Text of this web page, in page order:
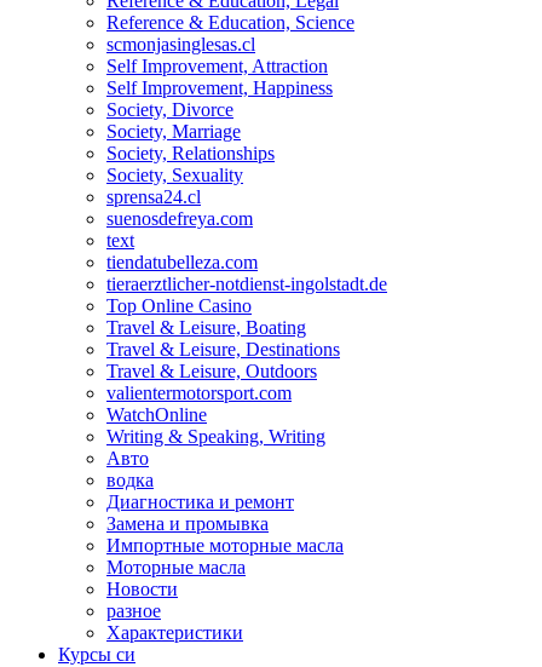
Reference & Education, Science
scmonjasinglesas.cl
Self Improvement, Attraction
Self Improvement, Happiness
Society, Divorce
Society, Marriage
Society, Relationships
Society, Sexuality
sprensa24.cl
suenosdefreya.com
text
tiendatubelleza.com
tieraerztlicher-notdienst-ingolstadt.de
Top Online Casino
Travel & Leisure, Boating
Travel & Leisure, Destinations
Travel & Leisure, Outdoors
valientermotorsport.com
WatchOnline
Writing & Speaking, Writing
Авто
водка
Диагностика и ремонт
Замена и промывка
Импортные моторные масла
Моторные масла
Новости
разное
Характеристики
Курсы си